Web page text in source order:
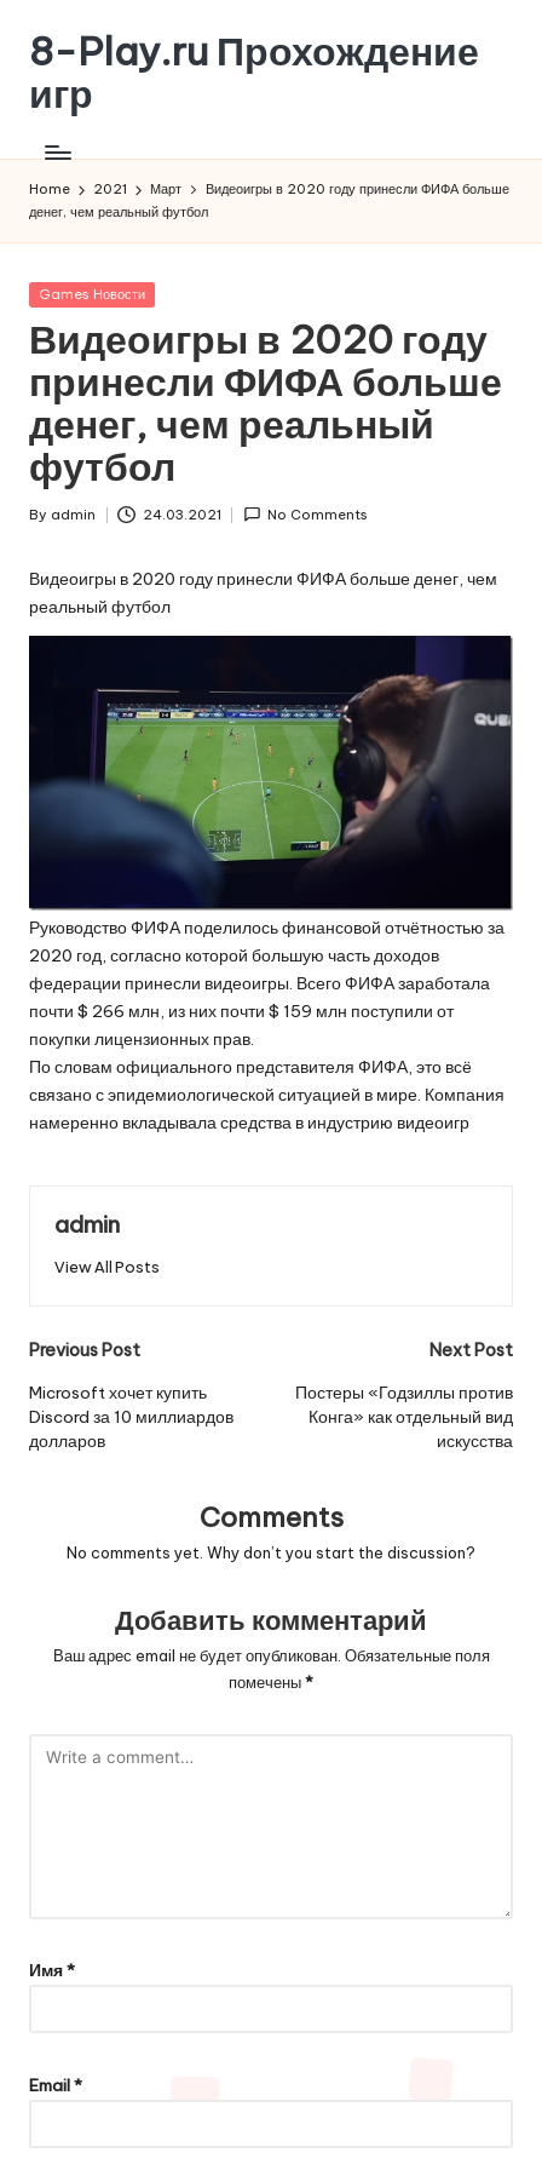
Skip
content
8-Play.ru Прохождение
игр
Home 2021 Март
Видеоигры в 2020 году принесли ФИФА больше
денег, чем реальный футбол
Posted
Games Новости
Видеоигры в 2020 году
принесли ФИФА больше
денег, чем реальный
футбол
Posted
By admin 24.03.2021 No Comments
Видеоигры в 2020 году принесли ФИФА больше денег, чем
реальный футбол
Руководство ФИФА поделилось финансовой отчётностью за
2020 год, согласно которой большую часть доходов
федерации принесли видеоигры. Всего ФИФА заработала
почти $ 266 млн, из них почти $ 159 млн поступили от
покупки лицензионных прав.
По словам официального представителя ФИФА, это всё
связано с эпидемиологической ситуацией в мире. Компания
намеренно вкладывала средства в индустрию видеоигр
admin
View All Posts
Post
navigation
Previous Post
Microsoft хочет купить
Discord за 10 миллиардов
долларов
Next Post
Постеры «Годзиллы против
Конга» как отдельный вид
искусства
Comments
No comments yet. Why don’t you start the discussion?
Добавить комментарий
Ваш адрес email не будет опубликован. Обязательные поля
помечены*
Имя*
Email*